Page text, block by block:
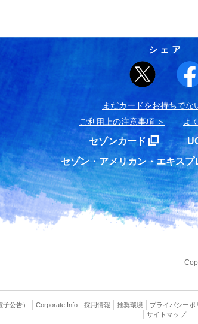
シェア
まだカードをお持ちでな
ご利用上の注意事項
よ
セゾンカード
セゾン・アメリカン・エキス
子公告） Corporate Info 採用情報 推奨環境 プライバシーポ
サイトマップ